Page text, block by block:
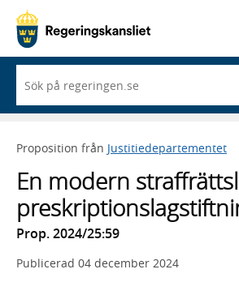
du
börjar
skriva
framträder
lista
med
sökförslag
Proposition från Justitiedepartementet
En modern
Prop. 2024/25:59
Publicerad 04 december 2024